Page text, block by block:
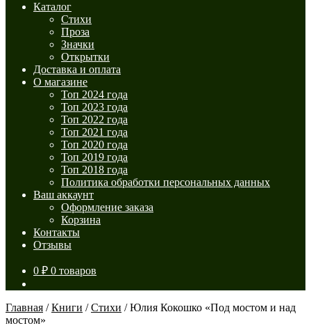
Каталог
Стихи
Проза
Значки
Открытки
Доставка и оплата
О магазине
Топ 2024 года
Топ 2023 года
Топ 2022 года
Топ 2021 года
Топ 2020 года
Топ 2019 года
Топ 2018 года
Политика обработки персональных данных
Ваш аккаунт
Оформление заказа
Корзина
Контакты
Отзывы
0 ₽ 0 товаров
Главная /Книги /Стихи /Юлия Кокошко «Под мостом и над
мостом»